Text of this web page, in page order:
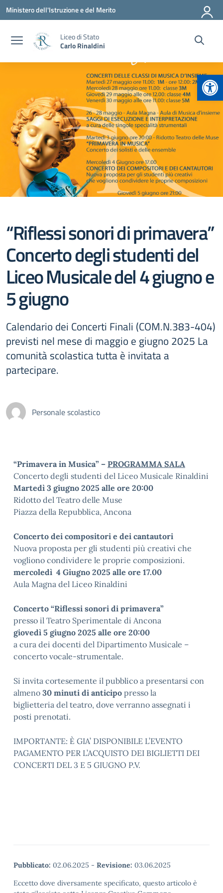
Vai ai contenuti
Vai al menu di navigazione
Vai al footer
Ministero dell'Istruzione e del Merito
Liceo di Stato
Carlo Rinaldini
“Riflessi sonori di primavera”
Concerto degli studenti del
Liceo Musicale del 4 giugno e
5 giugno
Calendario dei Concerti Finali (COM.N.383-404)
previsti nel mese di maggio e giugno 2025 La
comunità scolastica tutta è invitata a
partecipare.
Personale scolastico
“Primavera in Musica” – PROGRAMMA SALA
Concerto degli studenti del Liceo Musicale Rinaldini
Martedì 3 giugno 2025 alle ore 20:00
Ridotto del Teatro delle Muse
Piazza della Repubblica, Ancona
Concerto dei compositori e dei cantautori
Nuova proposta per gli studenti più creativi che
vogliono condividere le proprie composizioni.
mercoledì 4 Giugno 2025 alle ore 17.00
Aula Magna del Liceo Rinaldini
Concerto “Riflessi sonori di primavera”
presso il Teatro Sperimentale di Ancona
giovedì 5 giugno 2025 alle ore 20:00
a cura dei docenti del Dipartimento Musicale –
concerto vocale-strumentale.
Si invita cortesemente il pubblico a presentarsi con
almeno 30 minuti di anticipo presso la
biglietteria del teatro, dove verranno assegnati i
posti prenotati.
IMPORTANTE: Ѐ GIA’ DISPONIBILE L’EVENTO
PAGAMENTO PER L’ACQUISTO DEI BIGLIETTI DEI
CONCERTI DEL 3 E 5 GIUGNO P.V.
Pubblicato: 02.06.2025 - Revisione: 03.06.2025
Eccetto dove diversamente specificato, questo articolo è